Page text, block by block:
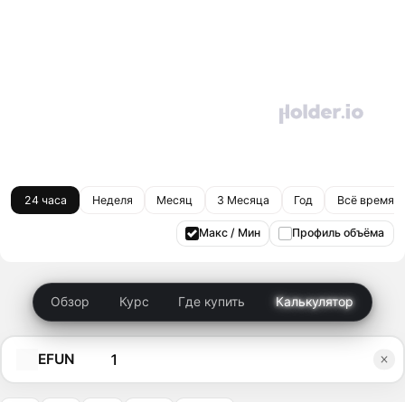
24 часа Неделя Месяц 3 Месяца Год Всё время
Макс / Мин Профиль объёма
Обзор Курс Где купить Калькулятор
EFUN